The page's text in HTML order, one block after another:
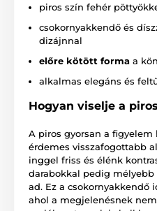
piros szín fehér
csokornyakkendő és
dizájnnal
előre kötött forma a
alkalmas elegáns és
Hogyan viselje a
A piros gyorsan a
érdemes visszafogottabb
inggel friss és élénk
darabokkal pedig
ad. Ez a csokornyakkendő
ahol a megjelenésnek